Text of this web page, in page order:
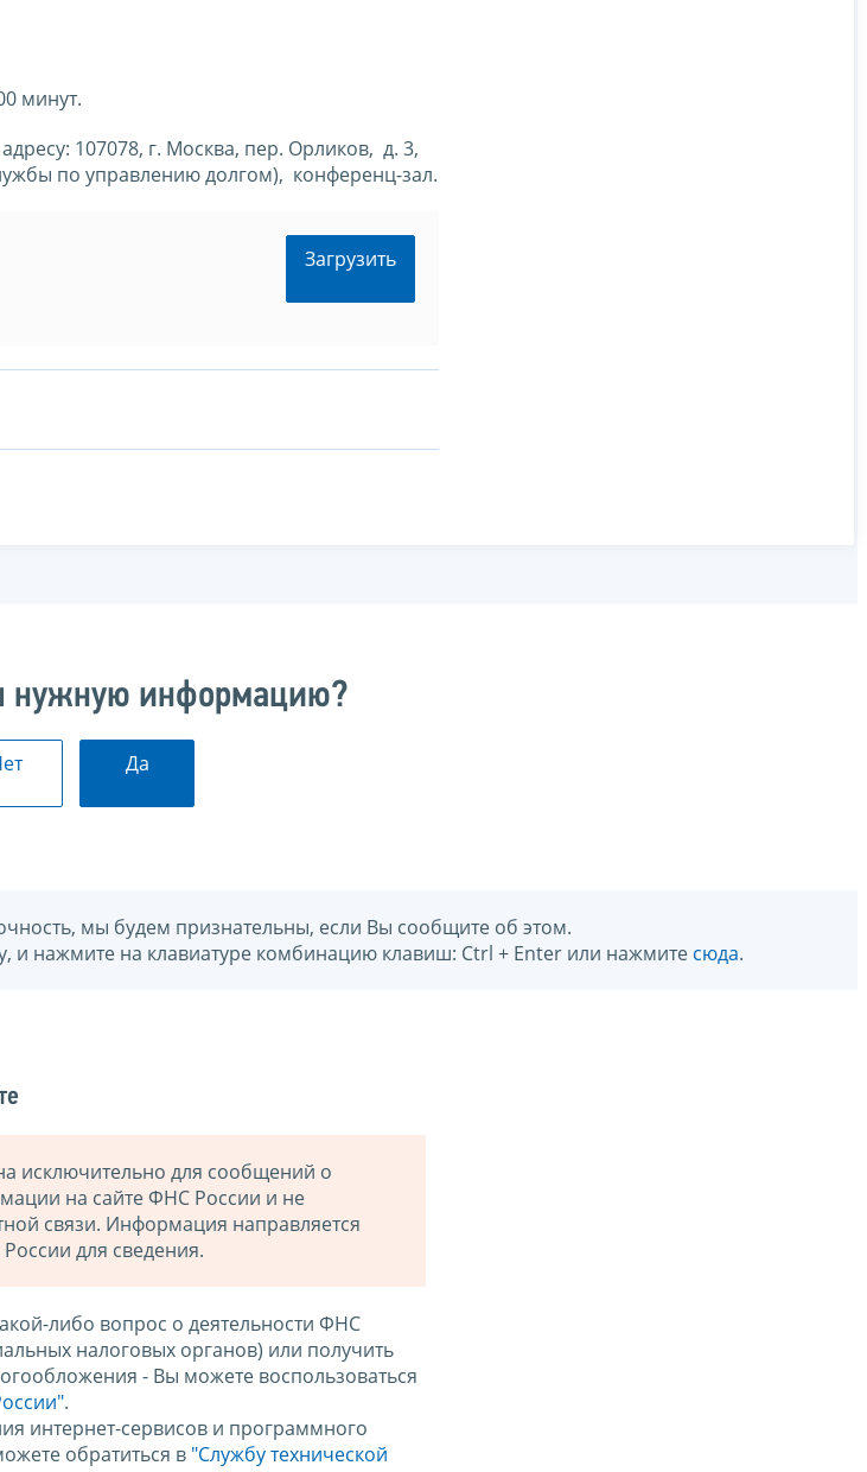
минут.
107078, г. Москва, пер. Орликов, д. 3,
по управлению долгом), конференц-зал.
Загрузить
нужную информацию?
Да
мы будем признательны, если Вы сообщите об этом.
нажмите на клавиатуре комбинацию клавиш: Ctrl + Enter или нажмите сюда.
исключительно для сообщений о
на сайте ФНС России и не
связи. Информация направляется
для сведения.
либо вопрос о деятельности ФНС
налоговых органов) или получить
- Вы можете воспользоваться
.
интернет-сервисов и программного
обратиться в "Службу технической